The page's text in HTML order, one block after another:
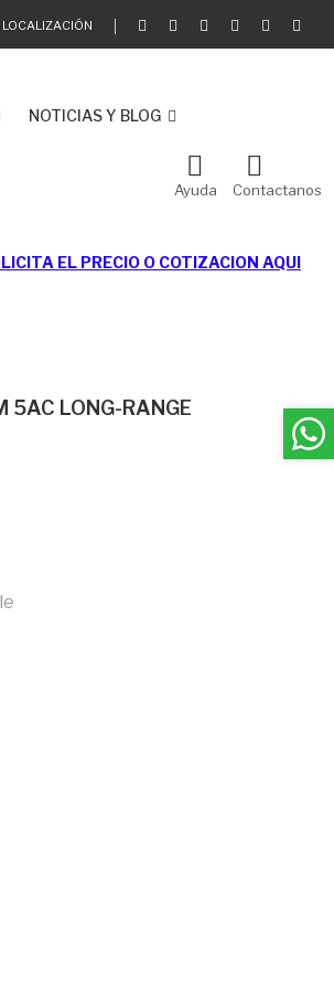
LOCALIZACIÓN
NOTICIAS Y BLOG
Ayuda Contactanos
EL PRECIO O COTIZACION AQUI
LONG-RANGE